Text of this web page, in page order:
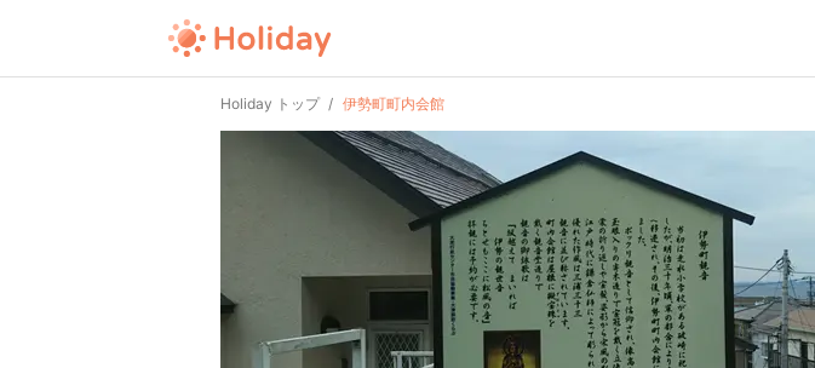
Holiday トップ 伊勢町町内会館